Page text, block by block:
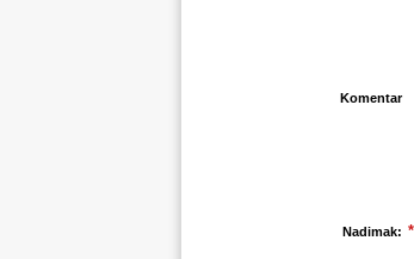
Komentar
Nadimak: *